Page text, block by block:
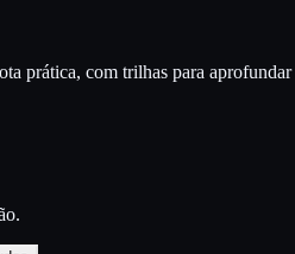
prática, com trilhas para aprofundar